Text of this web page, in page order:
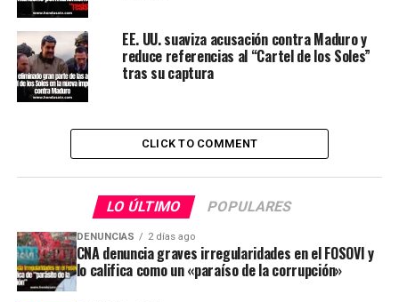
EE. UU. suaviza acusación contra Maduro y
reduce referencias al “Cartel de los Soles”
tras su captura
CLICK TO COMMENT
LO ÚLTIMO POPULARES
DENUNCIAS 2 días ago
CNA denuncia graves irregularidades en el FOSOVI y
lo califica como un «paraíso de la corrupción»